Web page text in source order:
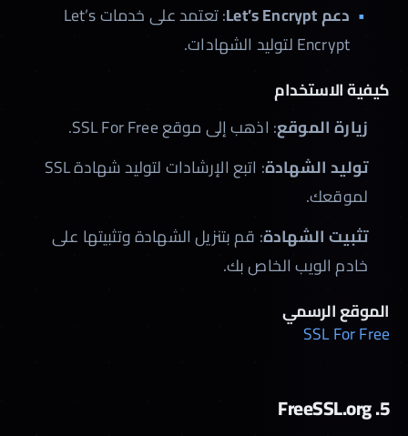
دعم Let’s Encrypt
: تعتمد على خدمات Let’s
Encrypt لتوليد الشهادات.
كيفية الاستخدام
زيارة الموقع: اذهب إلى موقع SSL For Free.
توليد الشهادة
: اتبع الإرشادات لتوليد شهادة SSL
لموقعك.
تثبيت الشهادة: قم بتنزيل الشهادة وتثبيتها على
خادم الويب الخاص بك.
الموقع الرسمي
SSL For Free
5. FreeSSL.org